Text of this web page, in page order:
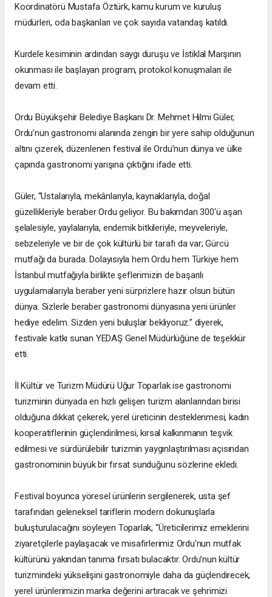
Koordinatörü Mustafa Öztürk, kamu kurum ve kuruluş
müdürleri, oda başkanları ve çok sayıda vatandaş katıldı.
Kurdele kesiminin ardından saygı duruşu ve İstiklal Marşının
okunması ile başlayan program, protokol konuşmaları ile
devam etti.
Ordu Büyükşehir Belediye Başkanı Dr. Mehmet Hilmi Güler,
Ordu’nun gastronomi alanında zengin bir yere sahip olduğunun
altını çizerek, düzenlenen festival ile Ordu’nun dünya ve ülke
çapında gastronomi yarışına çıktığını ifade etti.
Güler, “Ustalarıyla, mekânlarıyla, kaynaklarıyla, doğal
güzellikleriyle beraber Ordu geliyor. Bu bakımdan 300'ü aşan
şelalesiyle, yaylalarıyla, endemik bitkileriyle, meyveleriyle,
sebzeleriyle ve bir de çok kültürlü bir tarafı da var; Gürcü
mutfağı da burada. Dolayısıyla hem Ordu hem Türkiye hem
İstanbul mutfağıyla birlikte şeflerimizin de başarılı
uygulamalarıyla beraber yeni sürprizlere hazır olsun bütün
dünya. Sizlerle beraber gastronomi dünyasına yeni ürünler
hediye edelim. Sizden yeni buluşlar bekliyoruz.” diyerek,
festivale katkı sunan YEDAŞ Genel Müdürlüğüne de teşekkür
etti.
İl Kültür ve Turizm Müdürü Uğur Toparlak ise gastronomi
turizminin dünyada en hızlı gelişen turizm alanlarından birisi
olduğuna dikkat çekerek, yerel üreticinin desteklenmesi, kadın
kooperatiflerinin güçlendirilmesi, kırsal kalkınmanın teşvik
edilmesi ve sürdürülebilir turizmin yaygınlaştırılması açısından
gastronominin büyük bir fırsat sunduğunu sözlerine ekledi.
Festival boyunca yöresel ürünlerin sergilenerek, usta şef
tarafından geleneksel tariflerin modern dokunuşlarla
buluşturulacağını söyleyen Toparlak, “Üreticilerimiz emeklerini
ziyaretçilerle paylaşacak ve misafirlerimiz Ordu'nun mutfak
kültürünü yakından tanıma fırsatı bulacaktır. Ordu’nun kültür
turizmindeki yükselişini gastronomiyle daha da güçlendirecek,
yerel ürünlerimizin marka değerini artıracak ve şehrimizi